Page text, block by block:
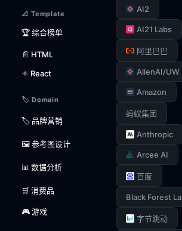
📐 Template
🏆 综合榜单
📄 HTML
⚛️ React
🏷️ Domain
🏷️ 品牌营销
🖼️ 参考图设计
📊 数据分析
🛒 消费品
🎮 游戏
AI2
AI21 Labs
阿里巴巴
AllenAI/UW
Amazon
蚂蚁集团
Anthropic
Arcee AI
百度
Black Forest
字节跳动